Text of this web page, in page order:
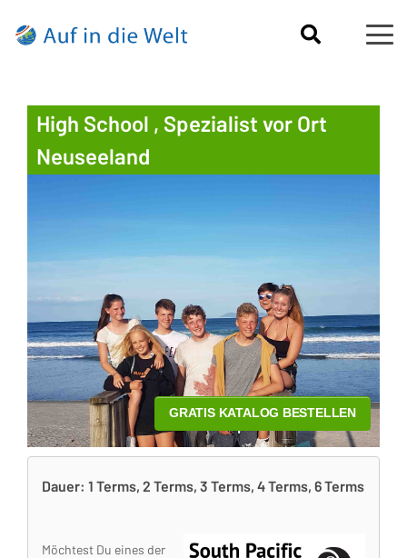
High School , Spezialist vor Ort
Neuseeland
Dauer: 1 Terms, 2 Terms, 3 Terms, 4 Terms, 6 Terms
Möchtest Du eines der